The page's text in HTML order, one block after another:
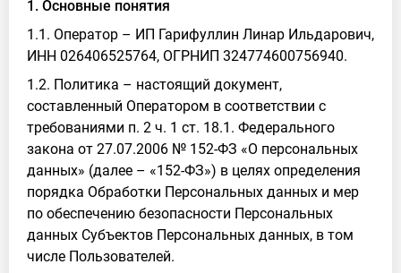
1. Основные понятия
1.1. Оператор – ИП Гарифуллин Линар Ильдарович,
ИНН 026406525764, ОГРНИП 324774600756940.
1.2. Политика – настоящий документ,
составленный Оператором в соответствии с
требованиями п. 2 ч. 1 ст. 18.1. Федерального
закона от 27.07.2006 № 152-ФЗ «О персональных
данных» (далее – «152-ФЗ») в целях определения
порядка Обработки Персональных данных и мер
по обеспечению безопасности Персональных
данных Субъектов Персональных данных, в том
числе Пользователей.